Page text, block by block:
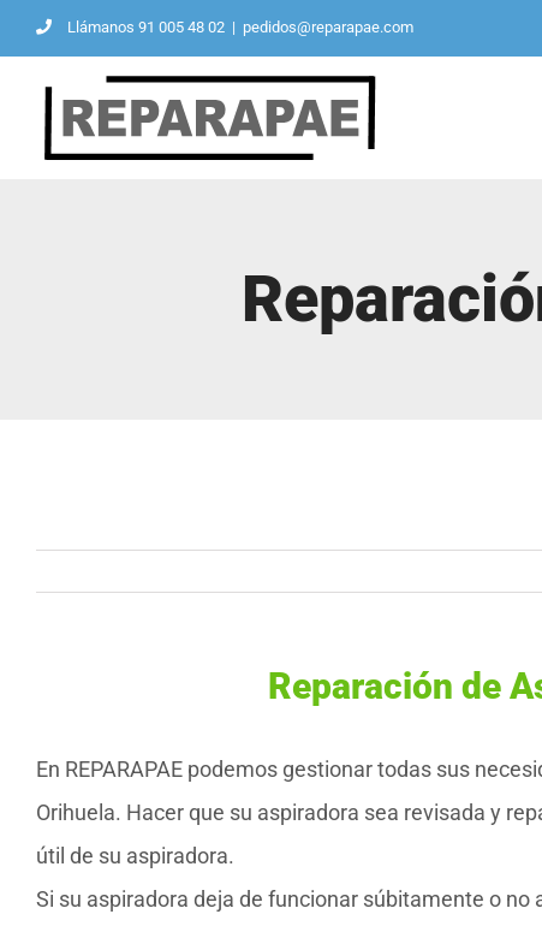
Saltar
al
contenido
Llámanos 91 005 48 02 | pedidos@reparapae.com
Reparación de
En REPARAPAE podemos gestionar todas sus
Orihuela. Hacer que su aspiradora sea revisada y
útil de su aspiradora.
Si su aspiradora deja de funcionar súbitamente o